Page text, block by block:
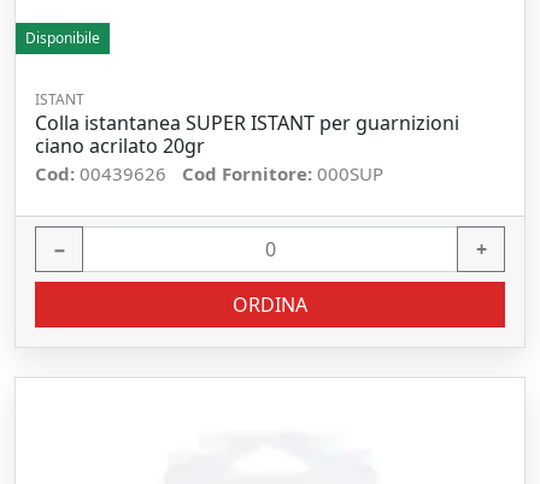
Disponibile
ISTANT
Colla istantanea SUPER ISTANT per guarnizioni
ciano acrilato 20gr
Cod: 00439626 Cod Fornitore: 000SUP
− +
ORDINA